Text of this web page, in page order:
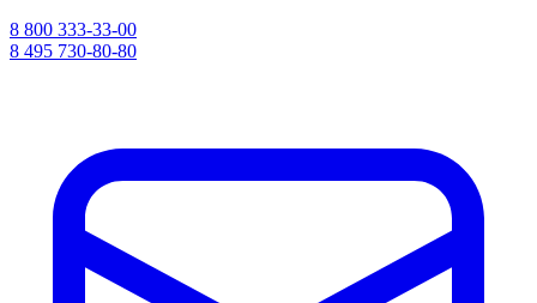
8 800 333-33-00
8 495 730-80-80